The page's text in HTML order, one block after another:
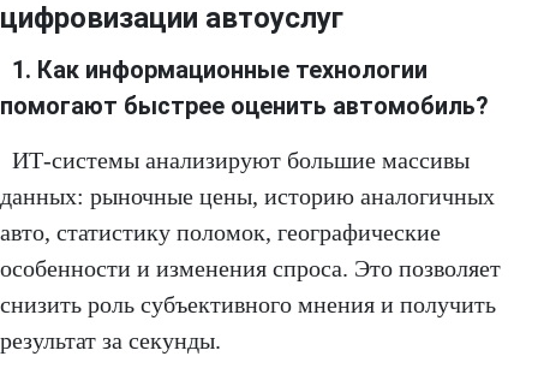
цифровизации автоуслуг
1. Как информационные технологии
помогают быстрее оценить автомобиль?
ИТ-системы анализируют большие массивы
данных: рыночные цены, историю аналогичных
авто, статистику поломок, географические
особенности и изменения спроса. Это позволяет
снизить роль субъективного мнения и получить
результат за секунды.